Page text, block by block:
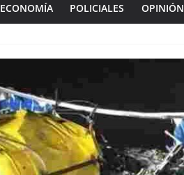
ECONOMÍA POLICIALES OPINIÓN